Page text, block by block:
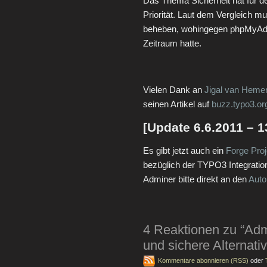
Priorität. Laut dem Vergleich
beheben, wohingegen
Zeitraum hatte.
Vielen Dank an Jigal van
seinen Artikel auf
[Update 6.6.2011 –
Es gibt jetzt auch ein Forge
bezüglich der TYPO3
Adminer bitte direkt an den
4 Reaktionen zu
und sichere
Kommentare abonnieren (RSS) oder